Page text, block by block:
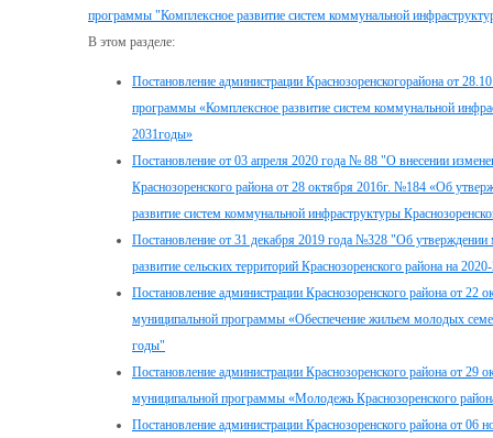
программы "Комплексное развитие систем коммунальной
В этом разделе:
Постановление администрации Краснозоренскогорайона от
программы «Комплексное развитие систем коммунальной
2031годы»
Постановление от 03 апреля 2020 года № 88 "О внесении
Краснозоренского района от 28 октября 2016г. №184 «Об
развитие систем коммунальной инфраструктуры
Постановление от 31 декабря 2019 года №328 "Об
развитие сельских территорий Краснозоренского района на
Постановление администрации Краснозоренского района от
муниципальной программы «Обеспечение жильем молодых
годы"
Постановление администрации Краснозоренского района от
муниципальной программы «Молодежь Краснозоренского
Постановление администрации Краснозоренского района от 06